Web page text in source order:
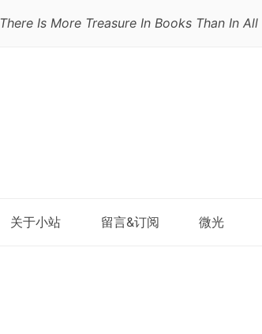
Is More Treasure In Books Than In
关于小站 留言&订阅 微光